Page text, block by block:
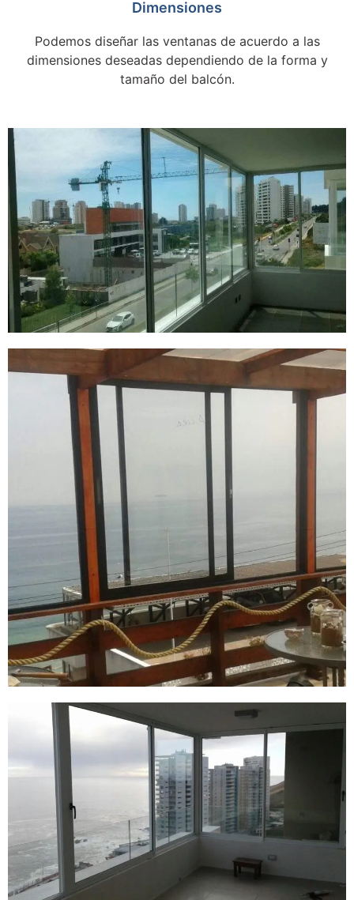
Dimensiones
Podemos diseñar las ventanas de acuerdo a las
dimensiones deseadas dependiendo de la forma y
tamaño del balcón.